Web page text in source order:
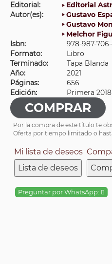
Editorial:
Editorial
Autor(es):
Gustavo
Gustavo
Melchor
Isbn:
978-987-
Formato:
Libro
Terminado:
Tapa Blanda
Año:
2021
Páginas:
656
Edición:
Primera 2018
Por la compra de este título te
Oferta por tiempo limitado o
Mi lista de deseos
Lista de deseos
Preguntar por WhatsApp: